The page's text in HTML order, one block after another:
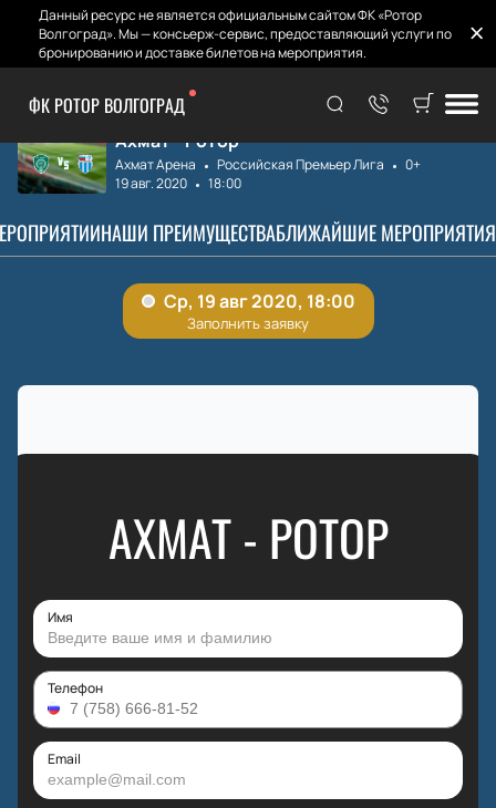
Данный ресурс не является официальным сайтом ФК «Ротор
Волгоград». Мы — консьерж-сервис, предоставляющий услуги по
бронированию и доставке билетов на мероприятия.
ФК РОТОР ВОЛГОГРАД
Главная Матчи и Билеты
Ахмат - Ротор
Ахмат Арена Российская Премьер Лига
0+
19 авг. 2020
18:00
НАШИ ПРЕИМУЩЕСТВАБЛИЖАЙШИЕ МЕРОПРИЯТИЯ
АХМАТ - РОТОР
Имя
Телефон
Email